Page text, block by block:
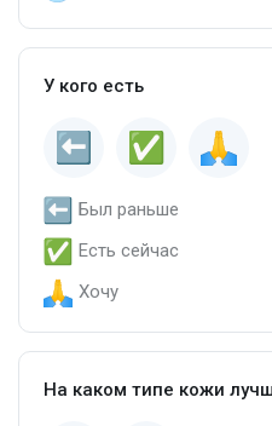
У кого есть
Был раньше
Есть сейчас
Хочу
На каком типе кожи